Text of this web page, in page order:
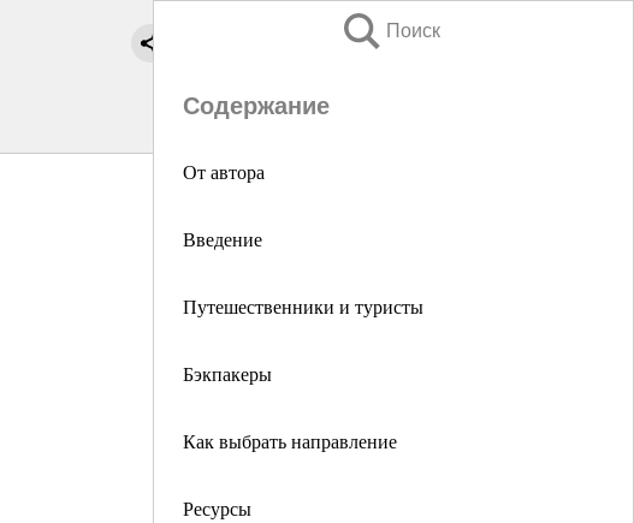
Поиск
Содержание
От автора
Введение
Путешественники и туристы
Бэкпакеры
Как выбрать направление
Ресурсы